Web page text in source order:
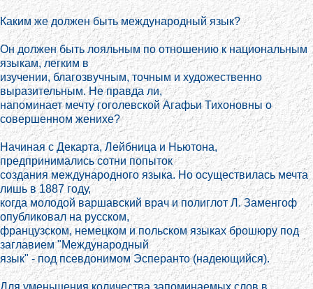
Каким же должен быть международный язык?
Он должен быть лояльным по отношению к национальным
языкам, легким в
изучении, благозвучным, точным и художественно
выразительным. Не правда ли,
напоминает мечту гоголевской Агафьи Тихоновны о
совершенном женихе?
Начиная с Декарта, Лейбница и Ньютона,
предпринимались сотни попыток
создания международного языка. Но осуществилась мечта
лишь в 1887 году,
когда молодой варшавский врач и полиглот Л. Заменгоф
опубликовал на русском,
французском, немецком и польском языках брошюру под
заглавием "Международный
язык" - под псевдонимом Эсперанто (надеющийся).
Для уменьшения количества запоминаемых слов в